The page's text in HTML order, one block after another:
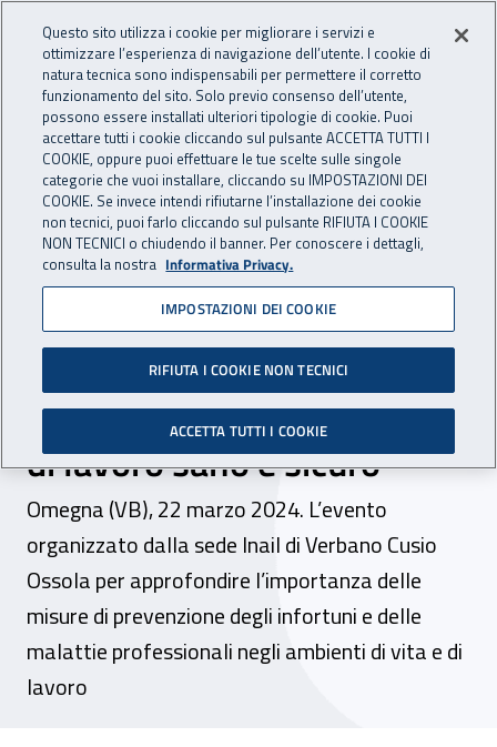
INAIL - Istituto Nazionale
Apri cerca
Navigazione principale
Navigazione - Ti trovi in:
Home Inail comunica Eventi
22 marzo 2024
Convegno - “Sicurezza sul
lavoro. Dalla cultura della
prevenzione a un ambiente
di lavoro sano e sicuro”
Omegna (VB), 22 marzo 2024. L’evento
organizzato dalla sede Inail di Verbano Cusio
Ossola per approfondire l’importanza delle
misure di prevenzione degli infortuni e delle
malattie professionali negli ambienti di vita e di
lavoro
Questo sito utilizza i cookie per migliorare i servizi e
ottimizzare l’esperienza di navigazione dell’utente. I cookie di
natura tecnica sono indispensabili per permettere il corretto
funzionamento del sito. Solo previo consenso dell’utente,
possono essere installati ulteriori tipologie di cookie. Puoi
accettare tutti i cookie cliccando sul pulsante ACCETTA TUTTI I
COOKIE, oppure puoi effettuare le tue scelte sulle singole
categorie che vuoi installare, cliccando su IMPOSTAZIONI DEI
COOKIE. Se invece intendi rifiutarne l’installazione dei cookie
non tecnici, puoi farlo cliccando sul pulsante RIFIUTA I COOKIE
NON TECNICI o chiudendo il banner. Per conoscere i dettagli,
consulta la nostra Informativa Privacy.
IMPOSTAZIONI DEI COOKIE
RIFIUTA I COOKIE NON TECNICI
ACCETTA TUTTI I COOKIE